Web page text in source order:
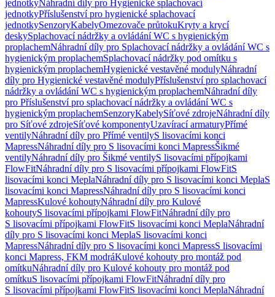
jednotkyNáhradní díly pro Hygienické splachovací
jednotkyPříslušenství pro hygienické splachovací
jednotkySenzoryKabelyOmezovače průtokuKryty a krycí
deskySplachovací nádržky a ovládání WC s hygienickým
proplachemNáhradní díly pro Splachovací nádržky a ovládání WC s
hygienickým proplachemSplachovací nádržky pod omítku s
hygienickým proplachemHygienické vestavěné modulyNáhradní
díly pro Hygienické vestavěné modulyPříslušenství pro splachovací
nádržky a ovládání WC s hygienickým proplachemNáhradní díly
pro Příslušenství pro splachovací nádržky a ovládání WC s
hygienickým proplachemSenzoryKabelySíťové zdrojeNáhradní díly
pro Síťové zdrojeSíťové komponentyUzavírací armaturyPřímé
ventilyNáhradní díly pro Přímé ventilyS lisovacími konci
MapressNáhradní díly pro S lisovacími konci MapressŠikmé
ventilyNáhradní díly pro Šikmé ventilyS lisovacími přípojkami
FlowFitNáhradní díly pro S lisovacími přípojkami FlowFitS
lisovacími konci MeplaNáhradní díly pro S lisovacími konci MeplaS
lisovacími konci MapressNáhradní díly pro S lisovacími konci
MapressKulové kohoutyNáhradní díly pro Kulové
kohoutyS lisovacími přípojkami FlowFitNáhradní díly pro
S lisovacími přípojkami FlowFitS lisovacími konci MeplaNáhradní
díly pro S lisovacími konci MeplaS lisovacími konci
MapressNáhradní díly pro S lisovacími konci MapressS lisovacími
konci Mapress, FKM modráKulové kohouty pro montáž pod
omítkuNáhradní díly pro Kulové kohouty pro montáž pod
omítkuS lisovacími přípojkami FlowFitNáhradní díly pro
S lisovacími přípojkami FlowFitS lisovacími konci MeplaNáhradní